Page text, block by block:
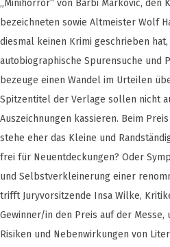
„Minihorror“ von Barbi Markovic, den
bezeichneten sowie Altmeister Wolf
diesmal keinen Krimi geschrieben
autobiographische Spurensuche und
bezeuge einen Wandel im Urteilen
Spitzentitel der Verlage sollen nicht
Auszeichnungen kassieren. Beim
stehe eher das Kleine und
frei für Neuentdeckungen? Oder
und Selbstverkleinerung einer
trifft Juryvorsitzende Insa Wilke,
Gewinner/in den Preis auf der Messe,
Risiken und Nebenwirkungen von